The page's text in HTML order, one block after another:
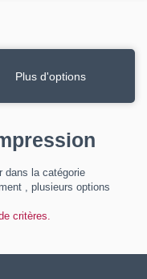
Plus d'options
dans la catégorie
, plusieurs options
critères.